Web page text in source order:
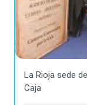
La Rioja sede
Caja